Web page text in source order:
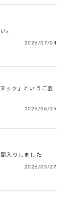
。
2026/07/04
ック」というご要
2026/06/25
入りしました
2026/05/27